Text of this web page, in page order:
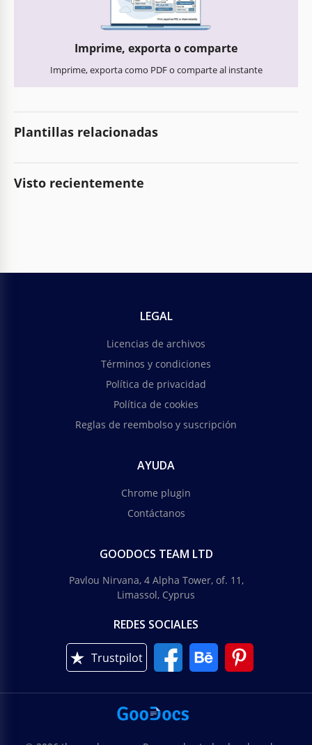
Imprime, exporta o comparte
Imprime, exporta como PDF o comparte al instante
Plantillas relacionadas
Visto recientemente
LEGAL
Licencias de archivos
Términos y condiciones
Política de privacidad
Política de cookies
Reglas de reembolso y suscripción
AYUDA
Chrome plugin
Contáctanos
GOODOCS TEAM LTD
Pavlou Nirvana, 4 Alpha Tower, of. 11,
Limassol, Cyprus
REDES SOCIALES
Trustpilot